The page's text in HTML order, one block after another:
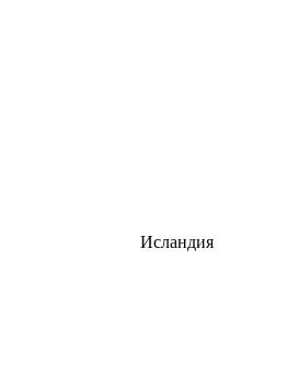
Исландия